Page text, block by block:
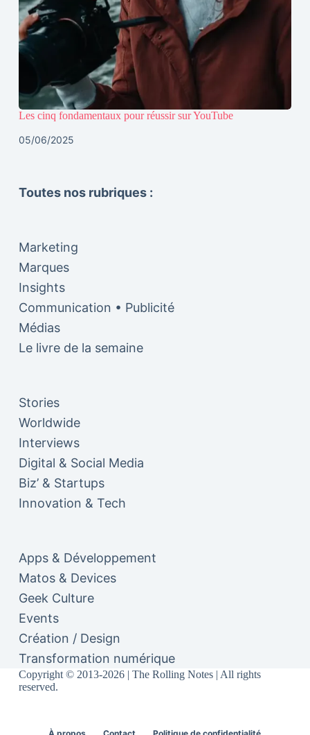
Les cinq fondamentaux pour réussir sur YouTube
05/06/2025
Toutes nos rubriques :
Marketing
Marques
Insights
Communication • Publicité
Médias
Le livre de la semaine
Stories
Worldwide
Interviews
Digital & Social Media
Biz’ & Startups
Innovation & Tech
Apps & Développement
Matos & Devices
Geek Culture
Events
Création / Design
Transformation numérique
Copyright © 2013-2026 | The Rolling Notes | All rights
reserved.